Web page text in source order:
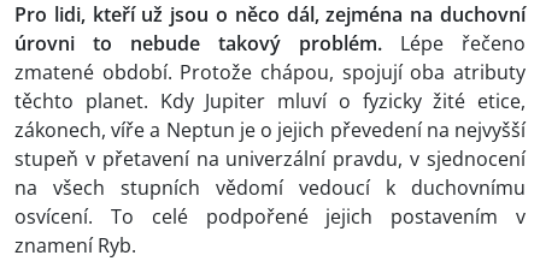
Pro lidi, kteří už jsou o něco dál, zejména na duchovní
úrovni to nebude takový problém. Lépe řečeno
zmatené období. Protože chápou, spojují oba atributy
těchto planet. Kdy Jupiter mluví o fyzicky žité etice,
zákonech, víře a Neptun je o jejich převedení na nejvyšší
stupeň v přetavení na univerzální pravdu, v sjednocení
na všech stupních vědomí vedoucí k duchovnímu
osvícení. To celé podpořené jejich postavením v
znamení Ryb.